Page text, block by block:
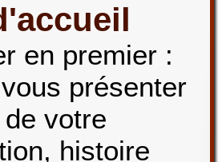
en premier :
présenter
votre
histoire